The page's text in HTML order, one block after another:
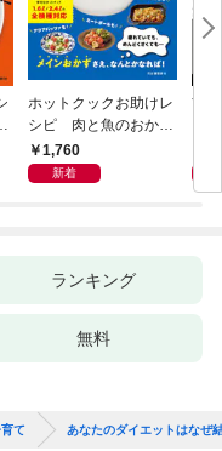
ホットクックお助けレ
シピ 肉と魚のおか
ず 少ない材料＆調味
料で、あとはスイッチ
1,760
新着
首
リ
昇
ランキング
無料
て あなたのダイエットはなぜ